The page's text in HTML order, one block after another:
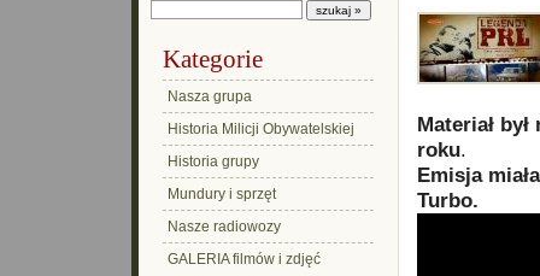
Kategorie
Nasza grupa
Historia Milicji Obywatelskiej
Historia grupy
Mundury i sprzęt
Nasze radiowozy
GALERIA filmów i zdjęć
Materiał
roku.
Emisja
Turbo.